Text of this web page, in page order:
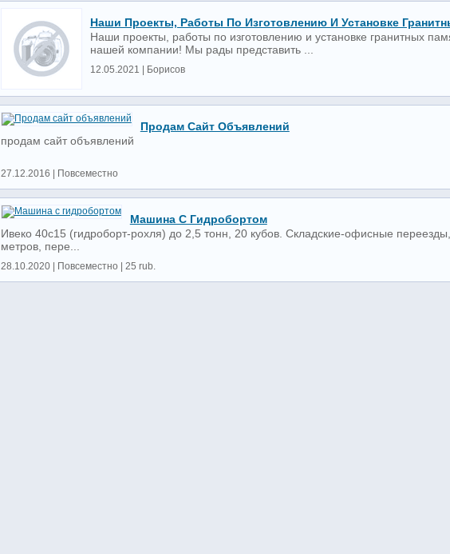
Наши Проекты, Работы По Изготовлению И Установке
Наши проекты, работы по изготовлению и установке гранитных
нашей компании! Мы рады представить ...
12.05.2021 | Борисов
Продам Сайт Объявлений
продам сайт объявлений
27.12.2016 | Повсеместно
Машина С Гидробортом
Ивеко 40с15 (гидроборт-рохля) до 2,5 тонн, 20 кубов. Складские-офисные
метров, пере...
28.10.2020 | Повсеместно | 25 rub.